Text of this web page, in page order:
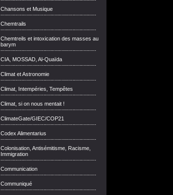
Chansons et Musique
Chemtrails
Chemtreils et intoxication des masses au
barym
CIA, MOSSAD, Al-Quaïda
Climat et Astronomie
Climat, Intempéries, Tempêtes
Climat, si on nous mentait !
ClimateGate/GIEC/COP21
Codex Alimentarius
Colonisation, Antisémitisme, Racisme,
Immigration
Communication
Communiqué